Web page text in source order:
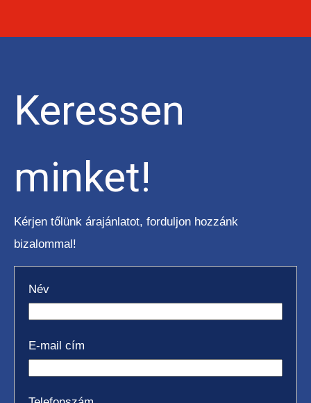
HASZNÁLT TARGONCÁK
Keressen
minket!
Kérjen tőlünk árajánlatot, forduljon hozzánk
bizalommal!
Név
E-mail cím